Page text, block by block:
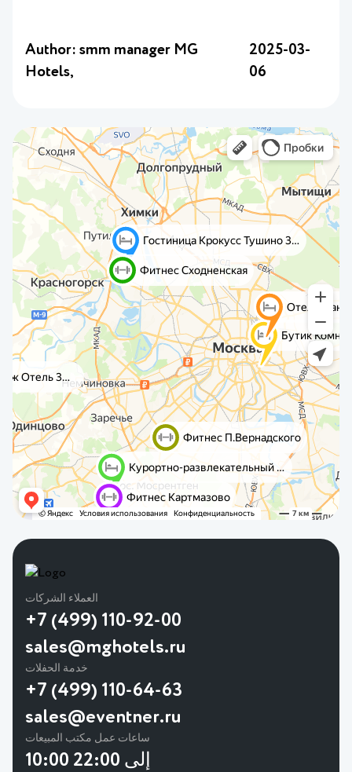
Author: smm manager MG
Hotels,
2025-03-
06
العملاء الشركات
+7 (499) 110-92-00
sales@mghotels.ru
خدمة الحفلات
+7 (499) 110-64-63
sales@eventner.ru
ساعات عمل مكتب المبيعات
10:00 إلى 22:00